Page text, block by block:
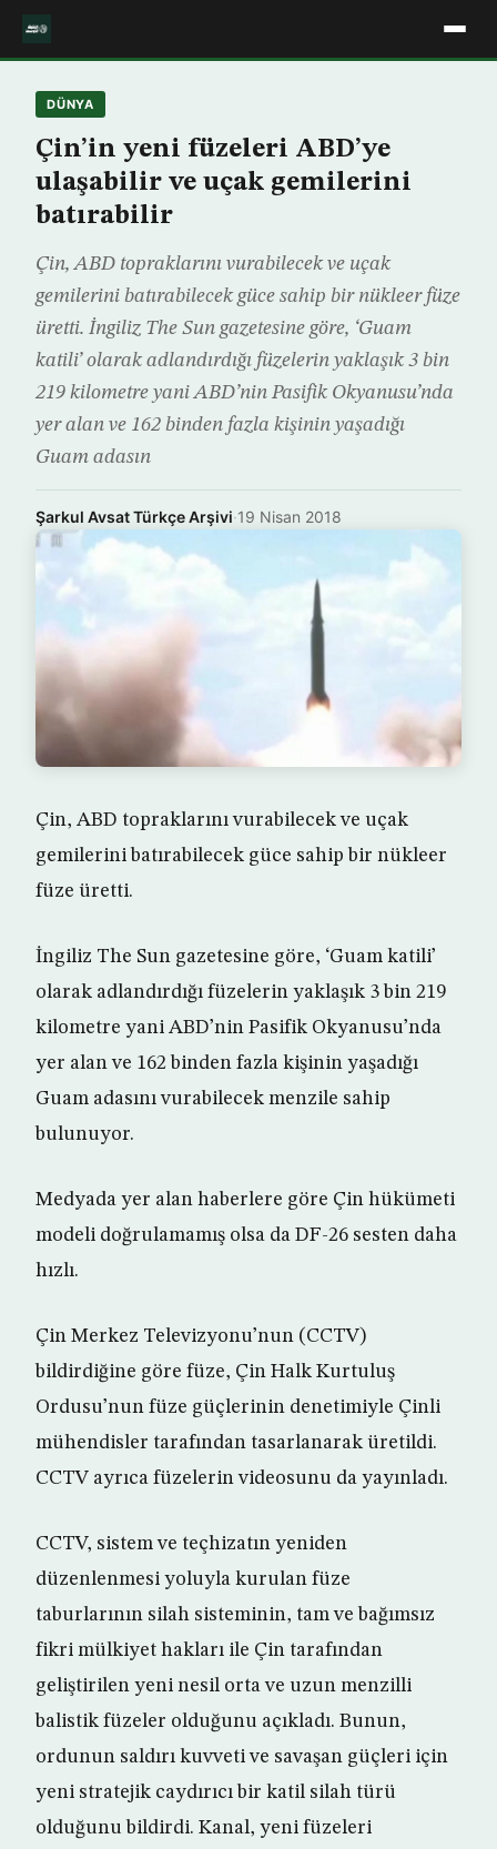
DÜNYA
Çin’in yeni füzeleri ABD’ye
ulaşabilir ve uçak gemilerini
batırabilir
Çin, ABD topraklarını vurabilecek ve uçak
gemilerini batırabilecek güce sahip bir nükleer füze
üretti. İngiliz The Sun gazetesine göre, ‘Guam
katili’ olarak adlandırdığı füzelerin yaklaşık 3 bin
219 kilometre yani ABD’nin Pasifik Okyanusu’nda
yer alan ve 162 binden fazla kişinin yaşadığı
Guam adasın
Şarkul Avsat Türkçe Arşivi·19 Nisan 2018
Çin, ABD topraklarını vurabilecek ve uçak
gemilerini batırabilecek güce sahip bir nükleer
füze üretti.
İngiliz The Sun gazetesine göre, ‘Guam katili’
olarak adlandırdığı füzelerin yaklaşık 3 bin 219
kilometre yani ABD’nin Pasifik Okyanusu’nda
yer alan ve 162 binden fazla kişinin yaşadığı
Guam adasını vurabilecek menzile sahip
bulunuyor.
Medyada yer alan haberlere göre Çin hükümeti
modeli doğrulamamış olsa da DF-26 sesten daha
hızlı.
Çin Merkez Televizyonu’nun (CCTV)
bildirdiğine göre füze, Çin Halk Kurtuluş
Ordusu’nun füze güçlerinin denetimiyle Çinli
mühendisler tarafından tasarlanarak üretildi.
CCTV ayrıca füzelerin videosunu da yayınladı.
CCTV, sistem ve teçhizatın yeniden
düzenlenmesi yoluyla kurulan füze
taburlarının silah sisteminin, tam ve bağımsız
fikri mülkiyet hakları ile Çin tarafından
geliştirilen yeni nesil orta ve uzun menzilli
balistik füzeler olduğunu açıkladı. Bunun,
ordunun saldırı kuvveti ve savaşan güçleri için
yeni stratejik caydırıcı bir katil silah türü
olduğunu bildirdi. Kanal, yeni füzeleri